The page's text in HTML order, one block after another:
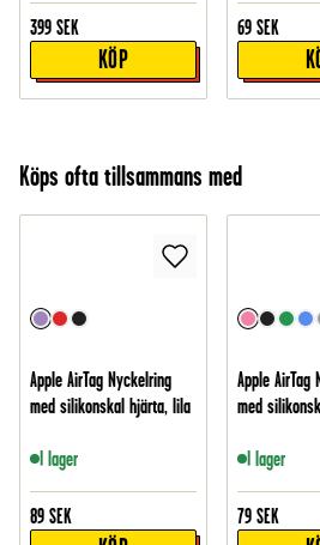
399 SEK
KÖP
69 SEK
Köps ofta tillsammans med
Apple AirTag Nyckelring
med silikonskal hjärta, lila
I lager
89 SEK
Apple AirTag
med
I lager
79 SEK